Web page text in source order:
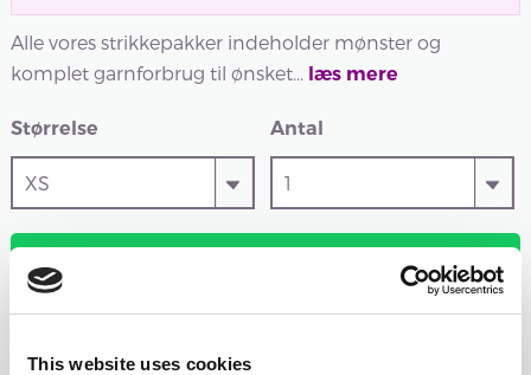
This website uses cookies
Alle vores strikkepakker indeholder mønster og
komplet garnforbrug til ønsket... læs mere
Størrelse Antal
Forventet leveringstid: 3-7 hverdage